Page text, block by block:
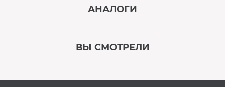
АНАЛОГИ
ВЫ СМОТРЕЛИ